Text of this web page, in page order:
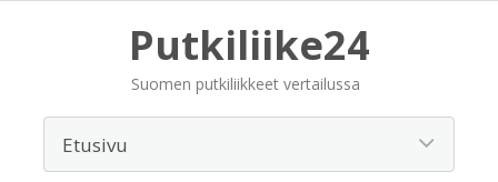
Putkiliike24
Suomen putkiliikkeet vertailussa